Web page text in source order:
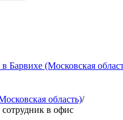
Барвихе (Московская
область)/
в офис